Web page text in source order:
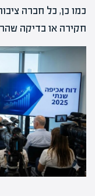
כמו כן, כל חברה
חקירה או בדיקה